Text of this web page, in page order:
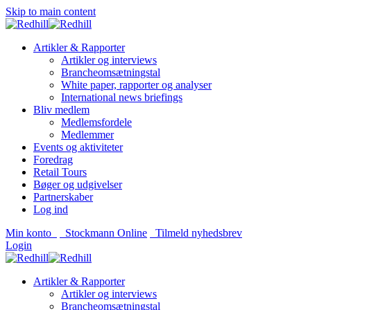
Skip to main content
Artikler & Rapporter
Artikler og interviews
Brancheomsætningstal
White paper, rapporter og analyser
International news briefings
Bliv medlem
Medlemsfordele
Medlemmer
Events og aktiviteter
Foredrag
Retail Tours
Bøger og udgivelser
Partnerskaber
Log ind
Min konto
Stockmann Online
Tilmeld nyhedsbrev
Login
Artikler & Rapporter
Artikler og interviews
Brancheomsætningstal